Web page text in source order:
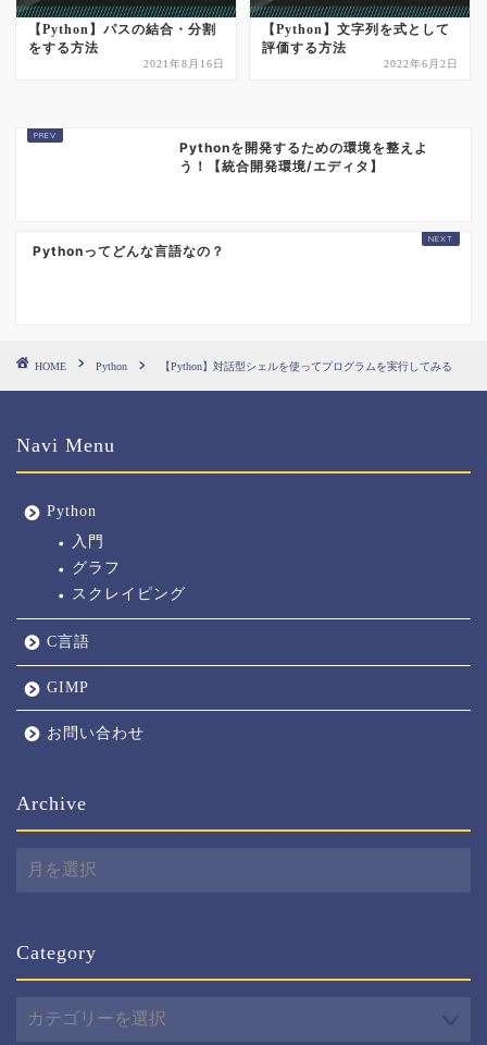
【Python】パスの結合・分割
をする方法
2021年8月16日
【Python】文字列を式として
評価する方法
2022年6月2日
Pythonを開発するための環境を整えよ
う！【統合開発環境/エディタ】
Pythonってどんな言語なの？
HOME Python 【Python】対話型シェルを使ってプログラムを実行してみる
Navi Menu
Python
入門
グラフ
スクレイピング
C言語
GIMP
お問い合わせ
Archive
Category